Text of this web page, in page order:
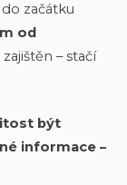
začátku
od
zajištěn – stačí
být
informace –